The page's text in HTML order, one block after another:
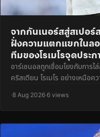
จากกันเนอร์สสู่สเปอร์
ฝั่งความแตกแยกในล
ทีมของโรเมโรจุดประก
อาร์เซนอลถูกเชื่อมโยงกับกา
คริสเตียน โรเมโร อย่างเหนือค
·8 Aug 2026·6 views